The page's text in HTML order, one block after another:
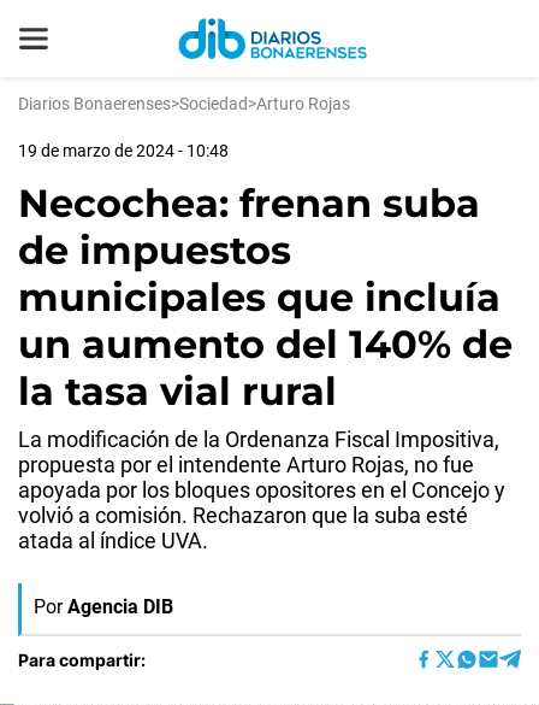
Diarios Bonaerenses>Sociedad>Arturo Rojas
19 de marzo de 2024 - 10:48
Necochea: frenan suba
de impuestos
municipales que incluía
un aumento del 140% de
la tasa vial rural
La modificación de la Ordenanza Fiscal Impositiva,
propuesta por el intendente Arturo Rojas, no fue
apoyada por los bloques opositores en el Concejo y
volvió a comisión. Rechazaron que la suba esté
atada al índice UVA.
Por Agencia DIB
Para compartir: